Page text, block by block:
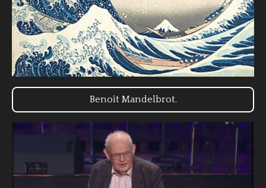
Benoît Mandelbrot.